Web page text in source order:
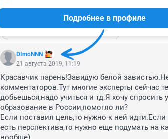
ОТВЕТИТЬ 1
Показать ещё 1 ответ
DImoNNN
Подробнее в профиле
21 августа 2019, 11:19
Красавчик парень!Завидую белой
комментаторов.Тут многие эксперты сейчас
добьешься,надо учиться и тд.Я хочу
образование в России,помогло ли?
Если поставил цель,то нужно к ней
есть перспектива,то нужно еще подумать на
вообще).